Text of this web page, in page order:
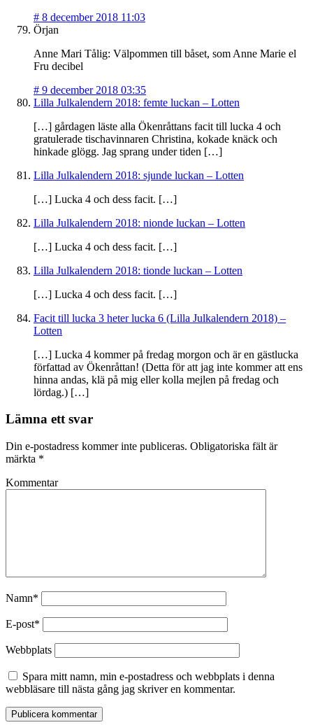
# 8 december 2018 11:03
Örjan
Anne Mari Tålig: Välpommen till båset, som Anne Marie el
Fru decibel
# 9 december 2018 03:35
Lilla Julkalendern 2018: femte luckan – Lotten
[…] gårdagen läste alla Ökenråttans facit till lucka 4 och
gratulerade tischavinnaren Christina, kokade knäck och
hinkade glögg. Jag sprang under tiden […]
Lilla Julkalendern 2018: sjunde luckan – Lotten
[…] Lucka 4 och dess facit. […]
Lilla Julkalendern 2018: nionde luckan – Lotten
[…] Lucka 4 och dess facit. […]
Lilla Julkalendern 2018: tionde luckan – Lotten
[…] Lucka 4 och dess facit. […]
Facit till lucka 3 heter lucka 6 (Lilla Julkalendern 2018) –
Lotten
[…] Lucka 4 kommer på fredag morgon och är en gästlucka
författad av Ökenråttan! (Detta för att jag inte kommer att ens
hinna andas, klä på mig eller kolla mejlen på fredag och
lördag.) […]
Lämna ett svar
Din e-postadress kommer inte publiceras. Obligatoriska fält är
märkta *
Kommentar
Namn*
E-post*
Webbplats
Spara mitt namn, min e-postadress och webbplats i denna
webbläsare till nästa gång jag skriver en kommentar.